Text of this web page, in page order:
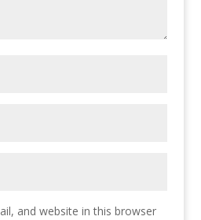
and website in this browser